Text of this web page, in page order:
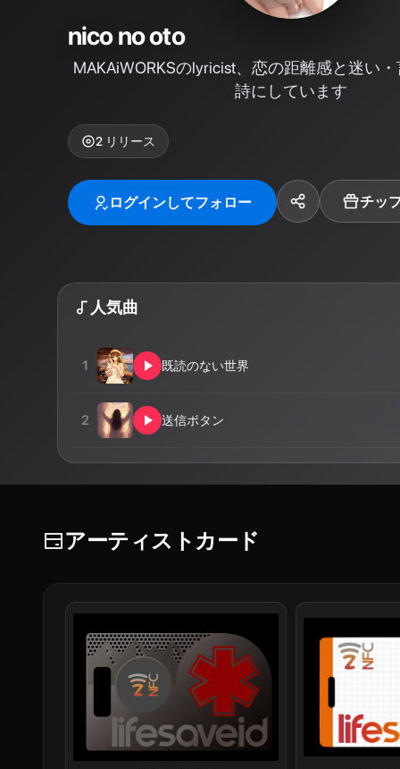
nico no oto
MAKAiWORKSのlyricist、恋の距離感と迷い
詩にしています
2 リリース
ログインしてフォロー チッ
人気曲
1 既読のない世界
2 送信ボタン
アーティストカード